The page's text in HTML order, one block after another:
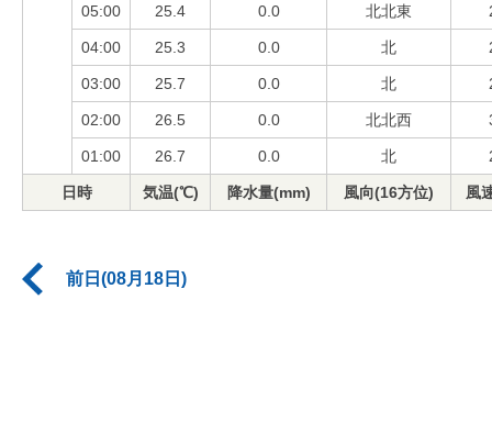
05:00 25.4 0.0 北北東
04:00 25.3 0.0 北
03:00 25.7 0.0 北
02:00 26.5 0.0 北北西
01:00 26.7 0.0 北
日時 気温(℃) 降水量(mm) 風向(16方位) 風
前日(08月18日)